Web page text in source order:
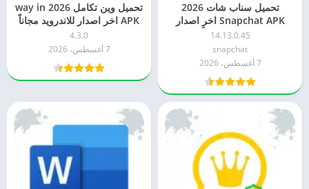
تحميل سناب شات 2026
Snapchat APK اخر اصدار
للاندرويد مجاناً
14.13.0.45
snapchat
7 أغسطس، 2026
تحميل وين تكامل 2026 way in
APK اخر اصدار للاندرويد مجاناً
4.3.0
7 أغسطس، 2026